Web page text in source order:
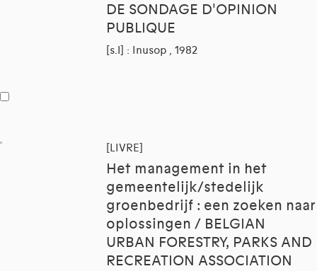
DE SONDAGE D'OPINION
PUBLIQUE
[s.l] : Inusop , 1982
[LIVRE]
Het management in het
gemeentelijk/stedelijk
groenbedrijf : een zoeken naar
oplossingen / BELGIAN
URBAN FORESTRY, PARKS AND
RECREATION ASSOCIATION